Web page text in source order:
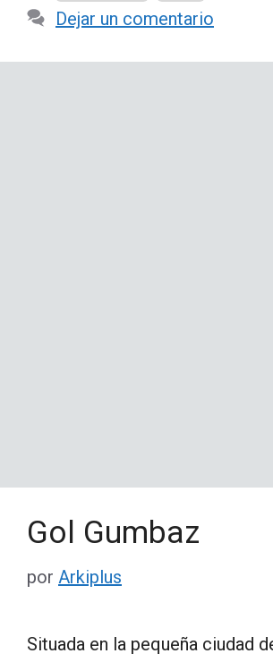
Dejar un comentario
Gol Gumbaz
por Arkiplus
Situada en la pequeña ciudad